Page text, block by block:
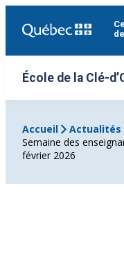
École de la Clé-
Accueil
Actualités
Semaine des
février 2026